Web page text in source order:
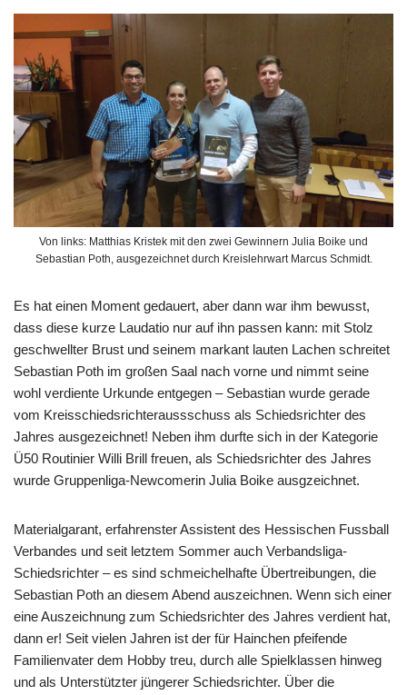
Von links: Matthias Kristek mit den zwei Gewinnern Julia Boike und
Sebastian Poth, ausgezeichnet durch Kreislehrwart Marcus Schmidt.
Es hat einen Moment gedauert, aber dann war ihm bewusst,
dass diese kurze Laudatio nur auf ihn passen kann: mit Stolz
geschwellter Brust und seinem markant lauten Lachen schreitet
Sebastian Poth im großen Saal nach vorne und nimmt seine
wohl verdiente Urkunde entgegen – Sebastian wurde gerade
vom Kreisschiedsrichteraussschuss als Schiedsrichter des
Jahres ausgezeichnet! Neben ihm durfte sich in der Kategorie
Ü50 Routinier Willi Brill freuen, als Schiedsrichter des Jahres
wurde Gruppenliga-Newcomerin Julia Boike ausgzeichnet.
Materialgarant, erfahrenster Assistent des Hessischen Fussball
Verbandes und seit letztem Sommer auch Verbandsliga-
Schiedsrichter – es sind schmeichelhafte Übertreibungen, die
Sebastian Poth an diesem Abend auszeichnen. Wenn sich einer
eine Auszeichnung zum Schiedsrichter des Jahres verdient hat,
dann er! Seit vielen Jahren ist der für Hainchen pfeifende
Familienvater dem Hobby treu, durch alle Spielklassen hinweg
und als Unterstützter jüngerer Schiedsrichter. Über die